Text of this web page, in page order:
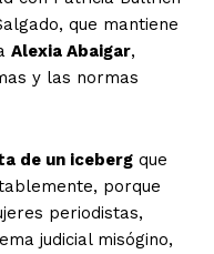
que mantiene
Alexia Abaigar,
y las normas
de un iceberg que
porque
periodistas,
judicial misógino,